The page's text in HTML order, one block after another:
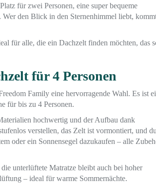
für zwei Personen, eine super bequeme
den Blick in den Sternenhimmel liebt,
für alle, die ein Dachzelt finden möchten, das
für 4 Personen
Family eine hervorragende Wahl. Es ist
für bis zu 4 Personen.
hochwertig und der Aufbau dank
verstellen, das Zelt ist vormontiert, und
oder ein Sonnensegel dazukaufen – alle
unterlüftete Matratze bleibt auch bei hoher
– ideal für warme Sommernächte.